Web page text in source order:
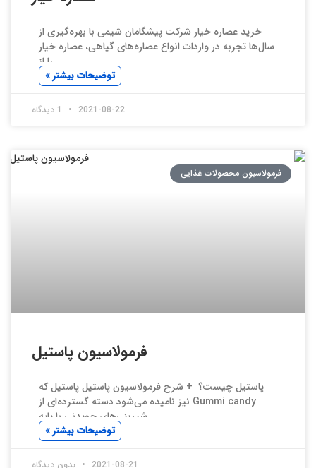
خرید عصاره خیار شرکت پیشگامان شیمی با بهره‌گیری از
سال‌ها تجربه در واردات انواع عصاره‌های گیاهی، عصاره خیار
را از
توضیحات بیشتر »
2021-08-22
فرمولاسیون محصولات غذایی
فرمولاسیون پاستیل
پاستیل چیست؟ + شرح فرمولاسیون پاستیل پاستیل که
Gummi candy نیز نامیده می‌شود دسته گسترده‌ای از
شیرینی‌های جویدنی با پایه
توضیحات بیشتر »
2021-08-21 بدون دیدگاه